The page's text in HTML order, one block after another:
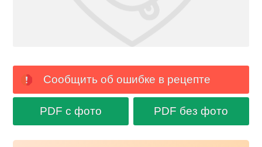
Сообщить об ошибке в рецепте
PDF с фото PDF без фото